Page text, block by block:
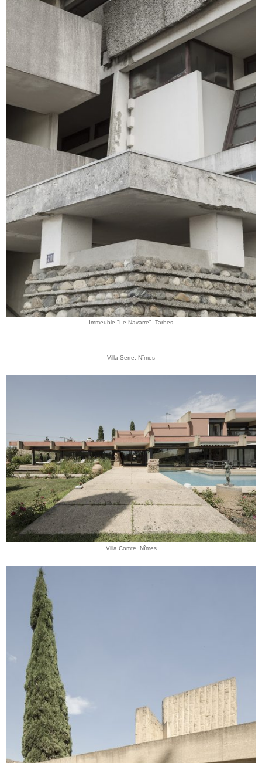
Immeuble "Le Navarre". Tarbes
Villa Serre. Nîmes
Villa Comte. Nîmes